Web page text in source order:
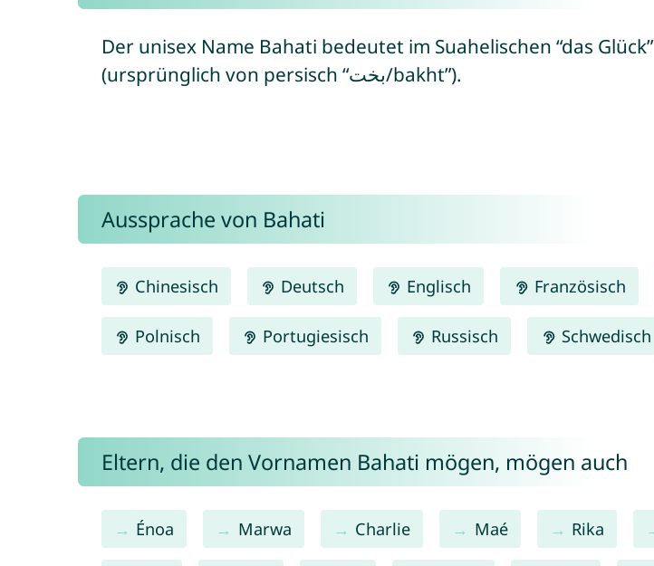
Der unisex Name Bahati bedeutet im Suahelischen “das Glück”
(ursprünglich von persisch “بخت/bakht”).
Aussprache von Bahati
Chinesisch Deutsch Englisch Französisch
Polnisch Portugiesisch Russisch Schwedisch
Eltern, die den Vornamen Bahati mögen, mögen auch
Énoa Marwa Charlie Maé Rika